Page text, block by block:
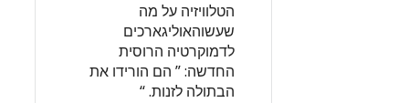
הטלוויזיה על מה
שעשוהאוליגארכים
לדמוקרטיה הרוסית
החדשה: ” הם הורידו את
הבתולה לזנות. “